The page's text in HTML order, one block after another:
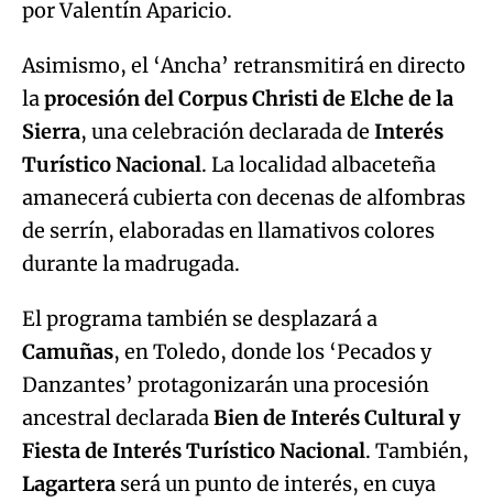
por Valentín Aparicio.
Asimismo, el ‘Ancha’ retransmitirá en directo
laprocesión del Corpus Christi de Elche de la
Sierra, una celebración declarada de Interés
Turístico Nacional. La localidad albaceteña
amanecerá cubierta con decenas de alfombras
de serrín, elaboradas en llamativos colores
durante la madrugada.
El programa también se desplazará a
Camuñas, en Toledo, donde los ‘Pecados y
Danzantes’ protagonizarán una procesión
ancestral declaradaBien de Interés Cultural y
Fiesta de Interés Turístico Nacional. También,
Lagartera será un punto de interés, en cuya